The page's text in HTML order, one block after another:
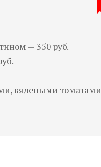
— 350 руб.
вялеными томатами